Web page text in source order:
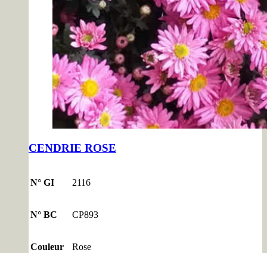
CENDRIE ROSE
N° GI 2116
N° BC CP893
Couleur Rose